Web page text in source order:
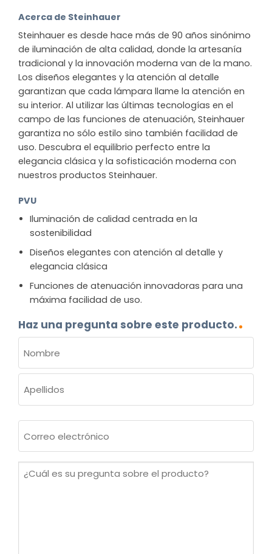
Acerca de Steinhauer
Steinhauer es desde hace más de 90 años sinónimo
de iluminación de alta calidad, donde la artesanía
tradicional y la innovación moderna van de la mano.
Los diseños elegantes y la atención al detalle
garantizan que cada lámpara llame la atención en
su interior. Al utilizar las últimas tecnologías en el
campo de las funciones de atenuación, Steinhauer
garantiza no sólo estilo sino también facilidad de
uso. Descubra el equilibrio perfecto entre la
elegancia clásica y la sofisticación moderna con
nuestros productos Steinhauer.
PVU
Iluminación de calidad centrada en la
sostenibilidad
Diseños elegantes con atención al detalle y
elegancia clásica
Funciones de atenuación innovadoras para una
máxima facilidad de uso.
Haz una pregunta sobre este producto.
(OBLIGATORIO)
Nombre
electrónico
¿Cuál